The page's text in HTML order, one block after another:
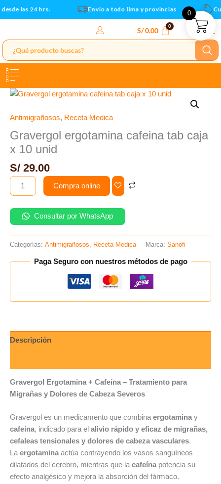
Ir
al
las 24 hrs. Envio a todo lima y provincias
S/0.00
Antimigrañosos, Receta Medica
Gravergol ergotamina cafeina tab caja
x 10 unid
S/ 29.00
Gravergol
cafeina
caja
x
10
unid
cantidad
Compra online
Consultar por WhatsApp
Categorías: Antimigrañosos Receta Medica Marca: Sanofi
Paga Seguro con nuestros métodos de pago
Descripción
Gravergol Ergotamina + Cafeína – Tratamiento para
Migrañas y Dolores de Cabeza Severos
Gravergol es un medicamento que combina ergotamina y
cafeína, indicado para el alivio rápido y eficaz de migrañas,
cefaleas tensionales y dolores de cabeza vasculares.
La ergotamina actúa contrayendo los vasos sanguíneos
dilatados del cerebro, mientras que la cafeína potencia su
efecto analgésico y mejora la absorción del fármaco.
0
10
cantidad